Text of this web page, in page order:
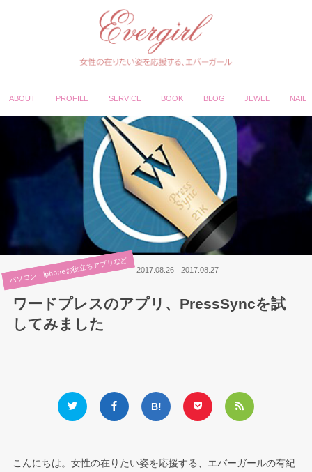
ABOUT PROFILE SERVICE BOOK BLOG JEWEL NAIL
パソコン・iphoneお役立ちアプリなど 2017.08.26 2017.08.27
ワードプレスのアプリ、PressSyncを試
してみました
こんにちは。女性の在りたい姿を応援する、エバーガールの有紀